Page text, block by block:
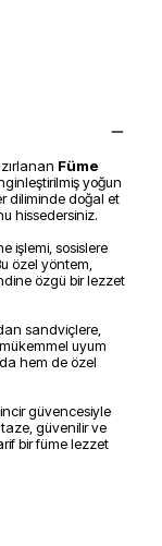
Füme
yoğun
diliminde doğal et
hissedersiniz.
işlemi, sosislere
özel yöntem,
özgü bir lezzet
sandviçlere,
uyum
hem de özel
güvencesiyle
güvenilir ve
bir füme lezzet